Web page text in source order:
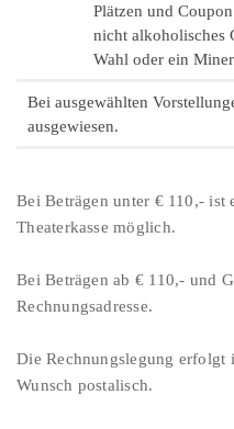
Plätzen und
nicht alkoholisches
Wahl oder ein
Bei ausgewählten
ausgewiesen.
Bei Beträgen unter € 110,- ist
Theaterkasse möglich.
Bei Beträgen ab € 110,- und
Rechnungsadresse.
Die Rechnungslegung erfolgt
Wunsch postalisch.